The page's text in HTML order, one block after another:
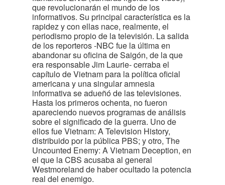
que revolucionarán el mundo de los
informativos. Su principal característica es la
rapidez y con ellas nace, realmente, el
periodismo propio de la televisión. La salida
de los reporteros -NBC fue la última en
abandonar su oficina de Saigón, de la que
era responsable Jim Laurie- cerraba el
capítulo de Vietnam para la política oficial
americana y una singular amnesia
informativa se adueñó de las televisiones.
Hasta los primeros ochenta, no fueron
apareciendo nuevos programas de análisis
sobre el significado de la guerra. Uno de
ellos fue Vietnam: A Television History,
distribuido por la pública PBS; y otro, The
Uncounted Enemy: A Vietnam Deception, en
el que la CBS acusaba al general
Westmoreland de haber ocultado la potencia
real del enemigo.